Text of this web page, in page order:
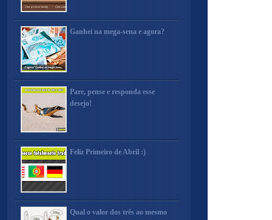
Ganhei na mega-sena e agora?
Pare, pense e responda esse
desejo!
Feliz Primeiro de Abril :)
Qual o valor dos três ao mesmo